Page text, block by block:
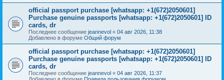
official passport purchase [whatsapp: +1(672)2050601]
Purchase genuine passports [whatsapp: +1(672)2050601] ID
cards, dr
Последнее сообщение jeannevol « 04 авг 2026, 11:38
Добавлено в форуме Общий форум
official passport purchase [whatsapp: +1(672)2050601]
Purchase genuine passports [whatsapp: +1(672)2050601] ID
cards, dr
Последнее сообщение jeannevol « 04 авг 2026, 11:37
Добавлено в форуме Правила пользования форумом